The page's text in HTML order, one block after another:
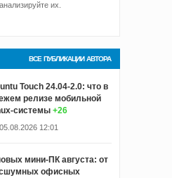
анализируйте их.
ВСЕ ПУБЛИКАЦИИ АВТОРА
Touch 24.04-2.0: что в
релизе мобильной
системы +26
05.08.2026 12:01
мини-ПК августа: от
офисных